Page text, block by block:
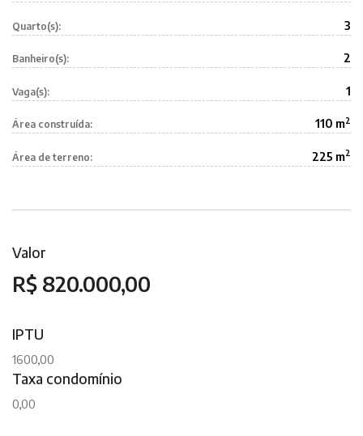
Quarto(s): 3
Banheiro(s): 2
Vaga(s): 1
Área construída: 110 m2
Área de terreno: 225 m2
Valor
R$ 820.000,00
IPTU
1600,00
Taxa condomínio
0,00